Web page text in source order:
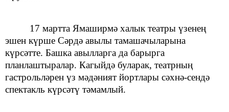
17 мартта Ямаширмә халык театры үзенең
эшен күрше Сәрдә авылы тамашачыларына
күрсәтте. Башка авылларга да барырга
планлаштыралар. Кагыйдә буларак, театрның
гастрольләрен үз мәдәният йортлары сәхнә-сендә
спектакль күрсәтү тәмамлый.